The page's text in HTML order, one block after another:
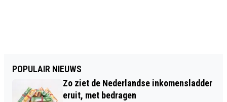
POPULAIR NIEUWS
Zo ziet de Nederlandse inkomensladder
eruit, met bedragen